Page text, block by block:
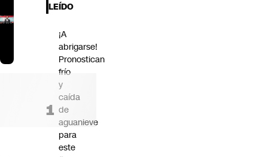
LEÍDO
¡A
abrigarse!
Pronostican
frío
y
caída
de
aguanieve
para
este